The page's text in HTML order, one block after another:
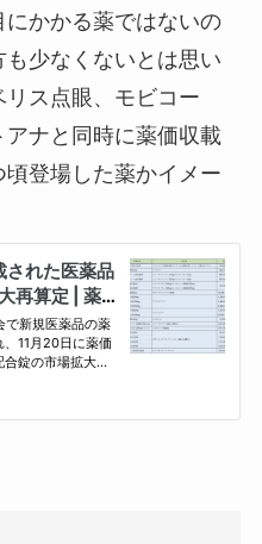
かかる薬ではないの
少なくないとは思い
リス点眼、モビコー
ナと同時に薬価収載
登場した薬かイメー